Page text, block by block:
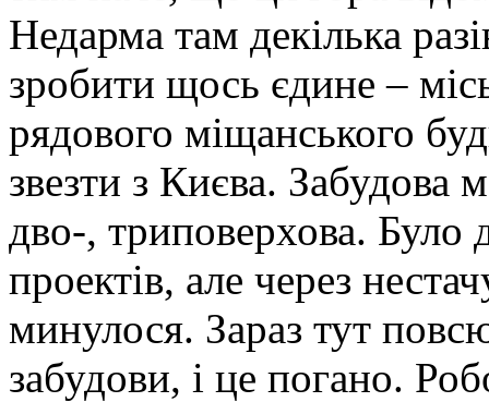
Недарма там декілька
зробити щось єдине –
рядового міщанського
звезти з Києва. Забудова
дво-, триповерхова. Було
проектів, але через
минулося. Зараз тут
забудови, і це погано.